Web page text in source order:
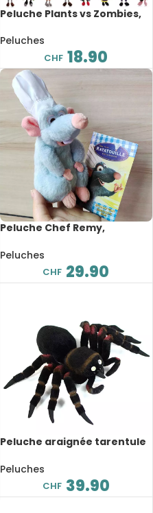
Peluche Plants vs Zombies,
Peluches
CHF 18.90
Peluche Chef Remy,
épaule magnétique, 16 cm
Peluches
CHF 29.90
Peluche araignée tarentule
Peluches
CHF 39.90